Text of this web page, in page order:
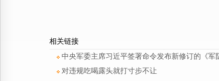
相关链接
中央军委主席习近平签署命令发布新修订的《军
对违规吃喝露头就打寸步不让